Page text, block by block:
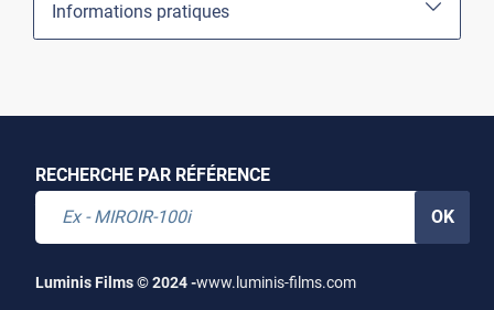
Informations pratiques
RECHERCHE PAR RÉFÉRENCE
OK
Luminis Films © 2024 -www.luminis-films.com